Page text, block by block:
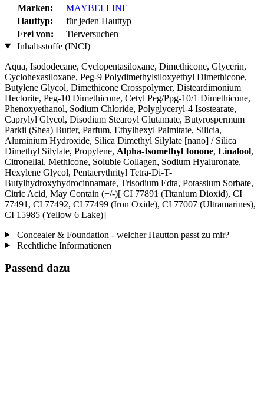
Marken:
MAYBELLINE
Hauttyp:
für jeden Hauttyp
Frei von:
Tierversuchen
Inhaltsstoffe (INCI)
Aqua, Isododecane, Cyclopentasiloxane, Dimethicone, Glycerin,
Cyclohexasiloxane, Peg-9 Polydimethylsiloxyethyl Dimethicone,
Butylene Glycol, Dimethicone Crosspolymer, Disteardimonium
Hectorite, Peg-10 Dimethicone, Cetyl Peg/Ppg-10/1 Dimethicone,
Phenoxyethanol, Sodium Chloride, Polyglyceryl-4 Isostearate,
Caprylyl Glycol, Disodium Stearoyl Glutamate, Butyrospermum
Parkii (Shea) Butter, Parfum, Ethylhexyl Palmitate, Silicia,
Aluminium Hydroxide, Silica Dimethyl Silylate [nano] / Silica
Dimethyl Silylate, Propylene, Alpha-Isomethyl Ionone, Linalool,
Citronellal, Methicone, Soluble Collagen, Sodium Hyaluronate,
Hexylene Glycol, Pentaerythrityl Tetra-Di-T-
Butylhydroxyhydrocinnamate, Trisodium Edta, Potassium Sorbate,
Citric Acid, May Contain (+/-)[ CI 77891 (Titanium Dioxid), CI
77491, CI 77492, CI 77499 (Iron Oxide), CI 77007 (Ultramarines) ,
CI 15985 (Yellow 6 Lake)]
Concealer & Foundation - welcher Hautton passt zu mir?
Rechtliche Informationen
Passend dazu